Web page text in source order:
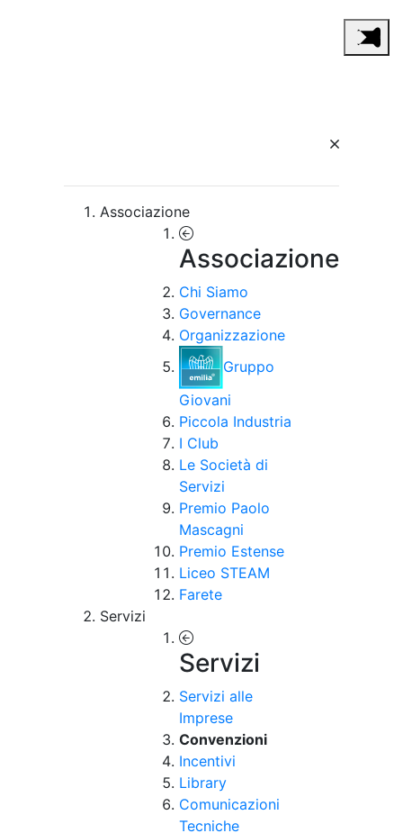
Associazione
Associazione
Chi Siamo
Governance
Organizzazione
Gruppo
Giovani
Piccola Industria
I Club
Le Società di
Servizi
Premio Paolo
Mascagni
Premio Estense
Liceo STEAM
Farete
Servizi
Servizi
Servizi alle
Imprese
Convenzioni
Incentivi
Library
Comunicazioni
Tecniche